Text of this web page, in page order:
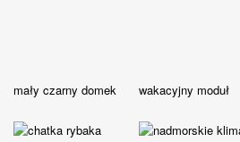
mały czarny domek wakacyjny moduł